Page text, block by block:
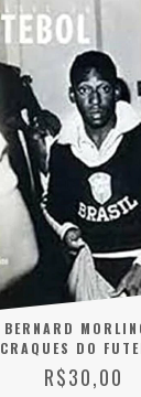
BERNARD
CRAQUES DO
R$30,00